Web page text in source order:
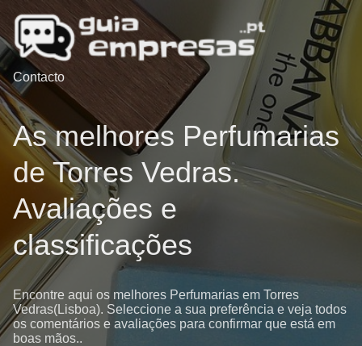
Contacto
As melhores Perfumarias
de Torres Vedras.
Avaliações e
classificações
Encontre aqui os melhores Perfumarias em Torres
Vedras(Lisboa). Seleccione a sua preferência e veja todos
os comentários e avaliações para confirmar que está em
boas mãos..